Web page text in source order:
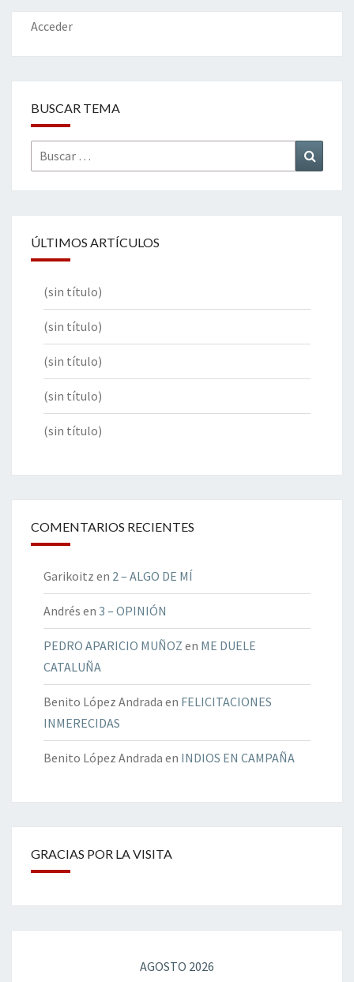
Acceder
BUSCAR TEMA
Buscar
por:
ÚLTIMOS ARTÍCULOS
(sin título)
(sin título)
(sin título)
(sin título)
(sin título)
COMENTARIOS RECIENTES
Garikoitz en 2 – ALGO DE MÍ
Andrés en 3 – OPINIÓN
PEDRO APARICIO MUÑOZ en ME DUELE
CATALUÑA
Benito López Andrada en FELICITACIONES
INMERECIDAS
Benito López Andrada en INDIOS EN CAMPAÑA
GRACIAS POR LA VISITA
AGOSTO 2026